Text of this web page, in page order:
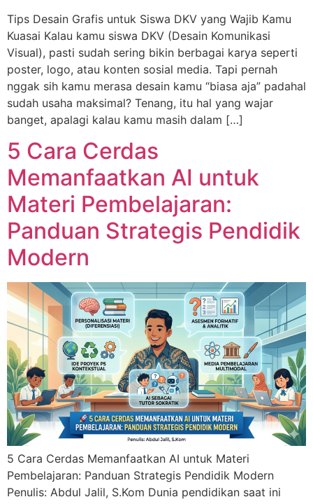
Tips Desain Grafis untuk Siswa DKV yang Wajib Kamu
Kuasai Kalau kamu siswa DKV (Desain Komunikasi
Visual), pasti sudah sering bikin berbagai karya seperti
poster, logo, atau konten sosial media. Tapi pernah
nggak sih kamu merasa desain kamu “biasa aja” padahal
sudah usaha maksimal? Tenang, itu hal yang wajar
banget, apalagi kalau kamu masih dalam […]
5 Cara Cerdas
Memanfaatkan AI untuk
Materi Pembelajaran:
Panduan Strategis Pendidik
Modern
5 Cara Cerdas Memanfaatkan AI untuk Materi
Pembelajaran: Panduan Strategis Pendidik Modern
Penulis: Abdul Jalil, S.Kom Dunia pendidikan saat ini